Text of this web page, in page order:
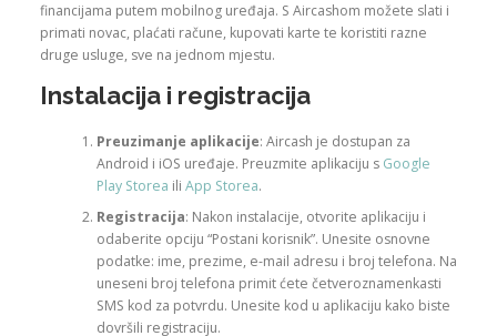
financijama putem mobilnog uređaja. S Aircashom možete slati i
primati novac, plaćati račune, kupovati karte te koristiti razne
druge usluge, sve na jednom mjestu.
Instalacija i registracija
Preuzimanje aplikacije: Aircash je dostupan za
Android i iOS uređaje. Preuzmite aplikaciju s Google
Play Storea ili App Storea.
Registracija: Nakon instalacije, otvorite aplikaciju i
odaberite opciju “Postani korisnik”. Unesite osnovne
podatke: ime, prezime, e-mail adresu i broj telefona. Na
uneseni broj telefona primit ćete četveroznamenkasti
SMS kod za potvrdu. Unesite kod u aplikaciju kako biste
dovršili registraciju.